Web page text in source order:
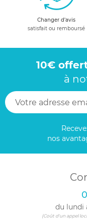
Changer d'avis
satisfait ou remboursé
10€
à
nos
du lundi
(Coût d'un appel